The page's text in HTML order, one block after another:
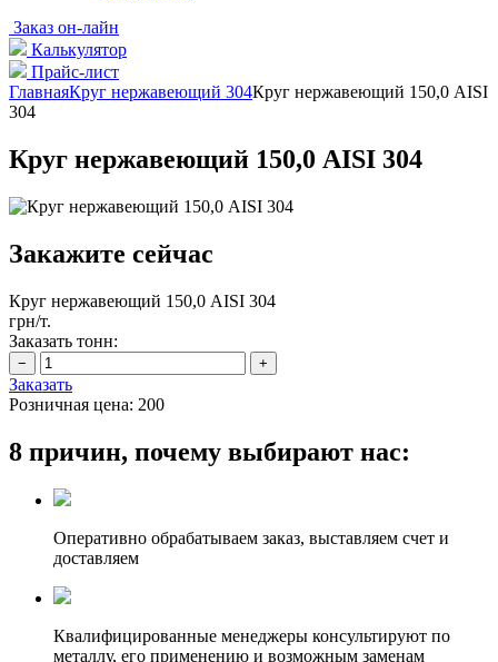
Заказ он-лайн
Калькулятор
Прайс-лист
ГлавнаяКруг нержавеющий 304Круг нержавеющий 150,0 AISI
304
Круг нержавеющий 150,0 AISI 304
Закажите сейчас
Круг нержавеющий 150,0 AISI 304
грн/т.
Заказать тонн:
Заказать
Розничная цена: 200
8 причин, почему выбирают нас:
Оперативно обрабатываем заказ, выставляем счет и
доставляем
Квалифицированные менеджеры консультируют по
металлу, его применению и возможным заменам